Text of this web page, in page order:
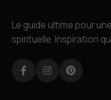
Le guide ultime pour
spirituelle. Inspiration
Facebook
InstagramPinterest